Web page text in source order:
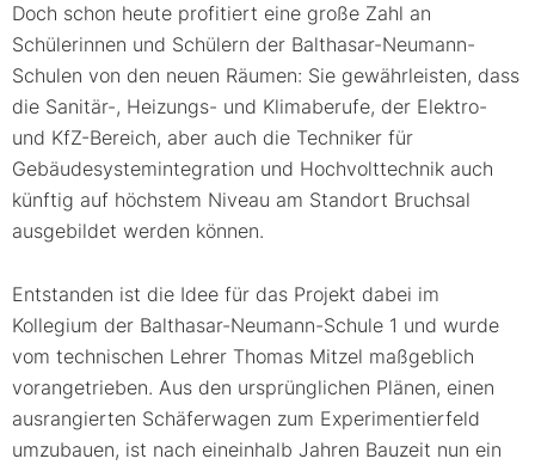
Doch schon heute profitiert eine große Zahl an
Schülerinnen und Schülern der Balthasar-Neumann-
Schulen von den neuen Räumen: Sie gewährleisten, dass
die Sanitär-, Heizungs- und Klimaberufe, der Elektro-
und KfZ-Bereich, aber auch die Techniker für
Gebäudesystemintegration und Hochvolttechnik auch
künftig auf höchstem Niveau am Standort Bruchsal
ausgebildet werden können.
Entstanden ist die Idee für das Projekt dabei im
Kollegium der Balthasar-Neumann-Schule 1 und wurde
vom technischen Lehrer Thomas Mitzel maßgeblich
vorangetrieben. Aus den ursprünglichen Plänen, einen
ausrangierten Schäferwagen zum Experimentierfeld
umzubauen, ist nach eineinhalb Jahren Bauzeit nun ein